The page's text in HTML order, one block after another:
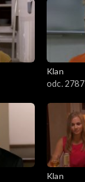
Klan
odc. 2787
Klan